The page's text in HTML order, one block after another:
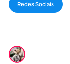
Redes Sociais